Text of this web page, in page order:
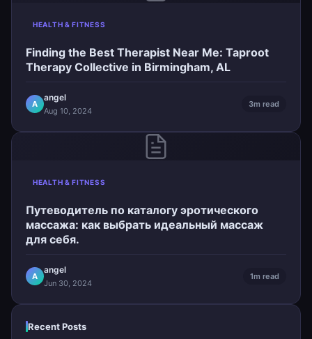
HEALTH & FITNESS
Finding the Best Therapist Near Me: Taproot
Therapy Collective in Birmingham, AL
A
angel
Aug 10, 2024
3m read
HEALTH & FITNESS
Путеводитель по каталогу эротического
массажа: как выбрать идеальный массаж
для себя.
A
angel
Jun 30, 2024
1m read
Recent Posts